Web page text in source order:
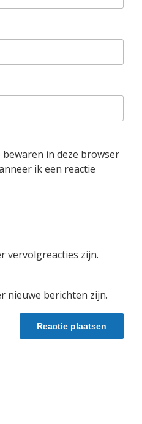
in deze browser
ik een reactie
vervolgreacties zijn.
nieuwe berichten zijn.